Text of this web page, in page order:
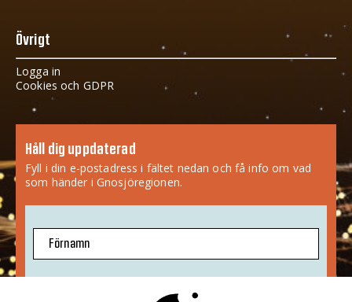
Övrigt
Logga in
Cookies och GDPR
Håll dig uppdaterad
Fyll i din e-postadress i fältet nedan och få info om vad
som händer i Gnosjöregionen.
Förnamn